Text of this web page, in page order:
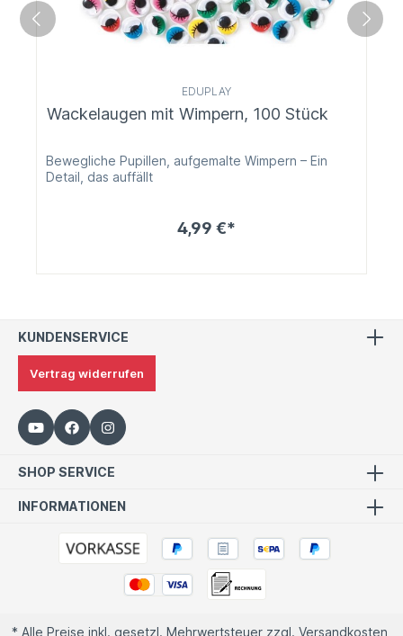
EDUPLAY
Wackelaugen mit Wimpern, 100 Stück
Bewegliche Pupillen, aufgemalte Wimpern – Ein
Detail, das auffällt
4,99 €*
KUNDENSERVICE
Vertrag widerrufen
SHOP SERVICE
INFORMATIONEN
* Alle Preise inkl. gesetzl. Mehrwertsteuer zzgl. Versandkosten